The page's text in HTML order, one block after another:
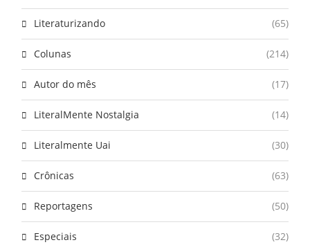
Literaturizando (65)
Colunas (214)
Autor do mês (17)
LiteralMente Nostalgia (14)
Literalmente Uai (30)
Crônicas (63)
Reportagens (50)
Especiais (32)